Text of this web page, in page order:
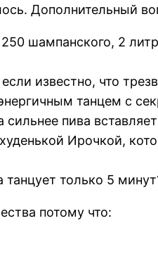
Дополнительный
шампанского, 2
известно, что
танцем с
пива
Ирочкой,
танцует только 5
потому что: